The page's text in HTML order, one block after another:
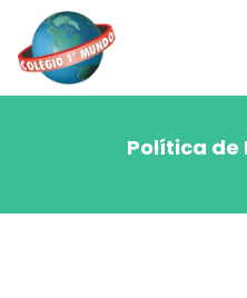
Política de